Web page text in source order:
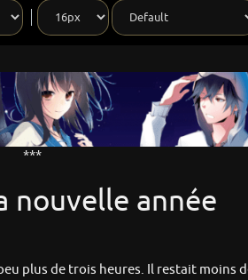
***
nouvelle année
plus de trois heures. Il restait moins